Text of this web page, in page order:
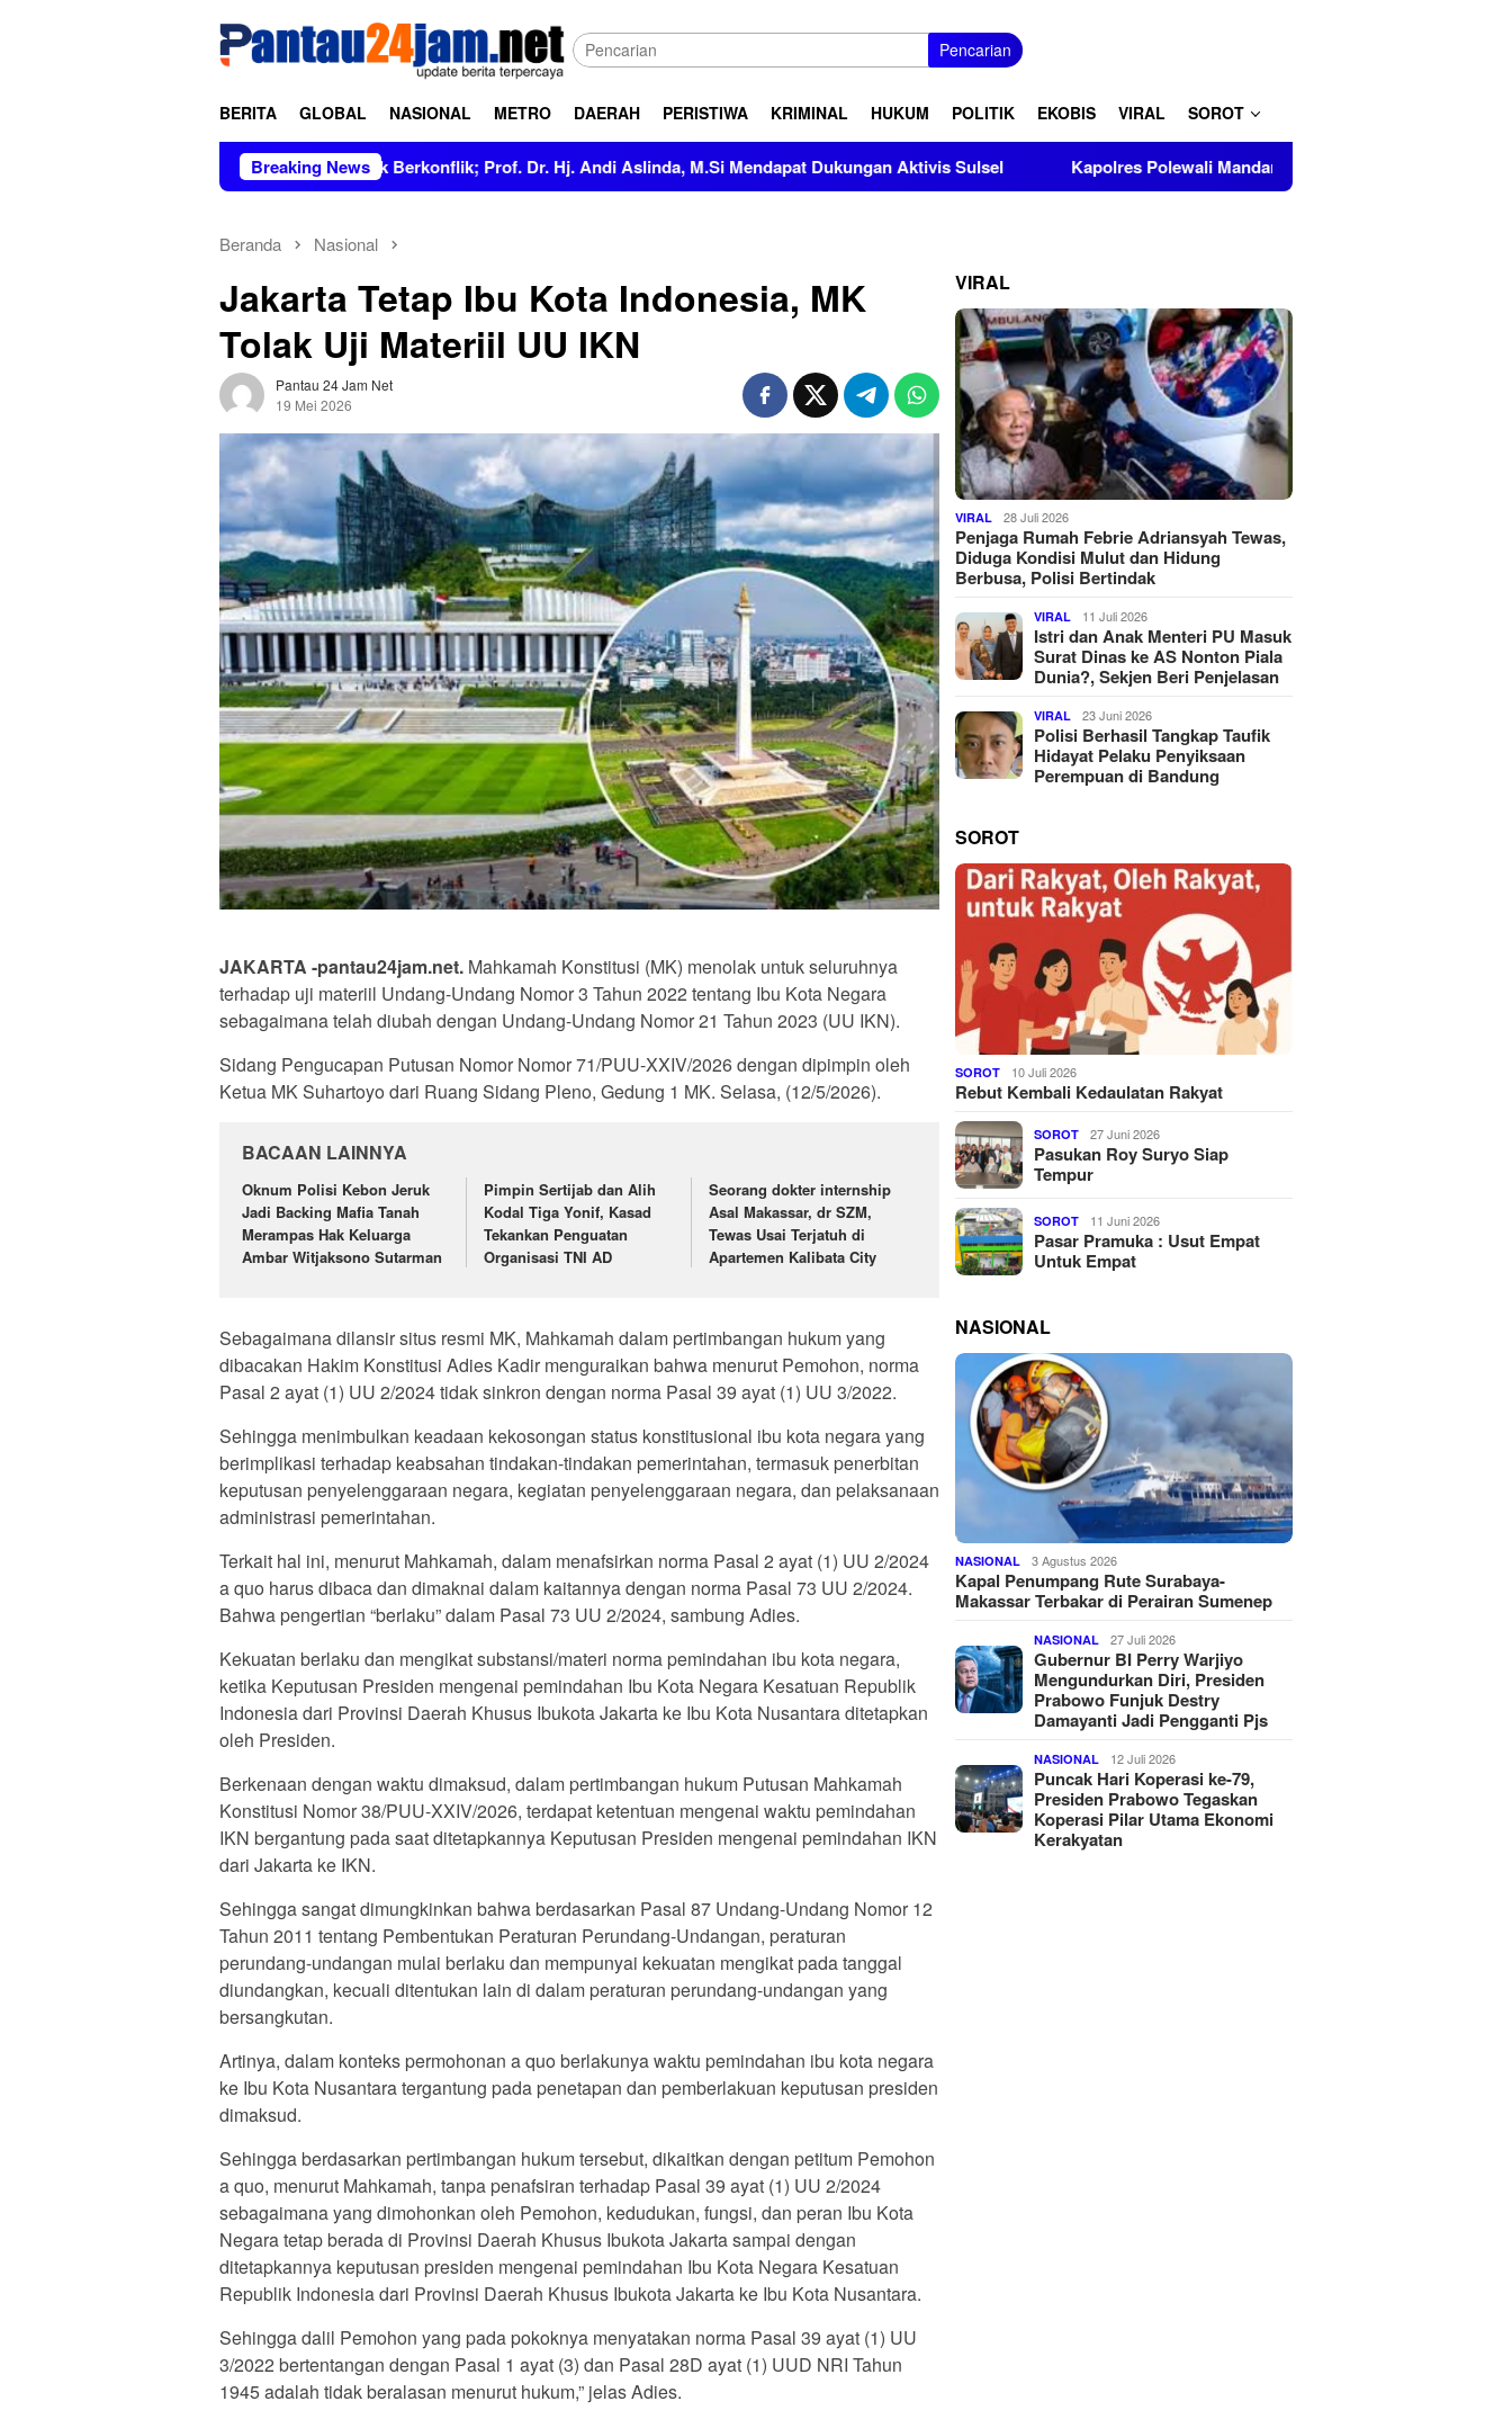
Pencarian
BERITA GLOBAL NASIONAL METRO DAERAH PERISTIWA KRIMINAL HUKUM POLITIK EKOBIS VIRAL SOROT
Breaking News
Figur Bersih dan Tidak Berkonflik; Prof. Dr. Hj. Andi Aslinda, M.Si Mendapat Dukungan Aktivis Sulsel Kapolres Polewali Mandar Turut Musnahkan Barang Bukti Perkara Inkrah
Beranda Nasional
Jakarta Tetap Ibu Kota Indonesia, MK
Tolak Uji Materiil UU IKN
Pantau 24 Jam Net
19 Mei 2026
JAKARTA -pantau24jam.net. Mahkamah Konstitusi (MK) menolak untuk seluruhnya
terhadap uji materiil Undang-Undang Nomor 3 Tahun 2022 tentang Ibu Kota Negara
sebagaimana telah diubah dengan Undang-Undang Nomor 21 Tahun 2023 (UU IKN).
Sidang Pengucapan Putusan Nomor Nomor 71/PUU-XXIV/2026 dengan dipimpin oleh
Ketua MK Suhartoyo dari Ruang Sidang Pleno, Gedung 1 MK. Selasa, (12/5/2026).
BACAAN LAINNYA
Oknum Polisi Kebon Jeruk
Jadi Backing Mafia Tanah
Merampas Hak Keluarga
Ambar Witjaksono Sutarman
Pimpin Sertijab dan Alih
Kodal Tiga Yonif, Kasad
Tekankan Penguatan
Organisasi TNI AD
Seorang dokter internship
Asal Makassar, dr SZM,
Tewas Usai Terjatuh di
Apartemen Kalibata City
Sebagaimana dilansir situs resmi MK, Mahkamah dalam pertimbangan hukum yang
dibacakan Hakim Konstitusi Adies Kadir menguraikan bahwa menurut Pemohon, norma
Pasal 2 ayat (1) UU 2/2024 tidak sinkron dengan norma Pasal 39 ayat (1) UU 3/2022.
Sehingga menimbulkan keadaan kekosongan status konstitusional ibu kota negara yang
berimplikasi terhadap keabsahan tindakan-tindakan pemerintahan, termasuk penerbitan
keputusan penyelenggaraan negara, kegiatan penyelenggaraan negara, dan pelaksanaan
administrasi pemerintahan.
Terkait hal ini, menurut Mahkamah, dalam menafsirkan norma Pasal 2 ayat (1) UU 2/2024
a quo harus dibaca dan dimaknai dalam kaitannya dengan norma Pasal 73 UU 2/2024.
Bahwa pengertian “berlaku” dalam Pasal 73 UU 2/2024, sambung Adies.
Kekuatan berlaku dan mengikat substansi/materi norma pemindahan ibu kota negara,
ketika Keputusan Presiden mengenai pemindahan Ibu Kota Negara Kesatuan Republik
Indonesia dari Provinsi Daerah Khusus Ibukota Jakarta ke Ibu Kota Nusantara ditetapkan
oleh Presiden.
Berkenaan dengan waktu dimaksud, dalam pertimbangan hukum Putusan Mahkamah
Konstitusi Nomor 38/PUU-XXIV/2026, terdapat ketentuan mengenai waktu pemindahan
IKN bergantung pada saat ditetapkannya Keputusan Presiden mengenai pemindahan IKN
dari Jakarta ke IKN.
Sehingga sangat dimungkinkan bahwa berdasarkan Pasal 87 Undang-Undang Nomor 12
Tahun 2011 tentang Pembentukan Peraturan Perundang-Undangan, peraturan
perundang-undangan mulai berlaku dan mempunyai kekuatan mengikat pada tanggal
diundangkan, kecuali ditentukan lain di dalam peraturan perundang-undangan yang
bersangkutan.
Artinya, dalam konteks permohonan a quo berlakunya waktu pemindahan ibu kota negara
ke Ibu Kota Nusantara tergantung pada penetapan dan pemberlakuan keputusan presiden
dimaksud.
Sehingga berdasarkan pertimbangan hukum tersebut, dikaitkan dengan petitum Pemohon
a quo, menurut Mahkamah, tanpa penafsiran terhadap Pasal 39 ayat (1) UU 2/2024
sebagaimana yang dimohonkan oleh Pemohon, kedudukan, fungsi, dan peran Ibu Kota
Negara tetap berada di Provinsi Daerah Khusus Ibukota Jakarta sampai dengan
ditetapkannya keputusan presiden mengenai pemindahan Ibu Kota Negara Kesatuan
Republik Indonesia dari Provinsi Daerah Khusus Ibukota Jakarta ke Ibu Kota Nusantara.
Sehingga dalil Pemohon yang pada pokoknya menyatakan norma Pasal 39 ayat (1) UU
3/2022 bertentangan dengan Pasal 1 ayat (3) dan Pasal 28D ayat (1) UUD NRI Tahun
1945 adalah tidak beralasan menurut hukum,” jelas Adies.
VIRAL
VIRAL 28 Juli 2026
Penjaga Rumah Febrie Adriansyah Tewas,
Diduga Kondisi Mulut dan Hidung
Berbusa, Polisi Bertindak
VIRAL 11 Juli 2026
Istri dan Anak Menteri PU Masuk
Surat Dinas ke AS Nonton Piala
Dunia?, Sekjen Beri Penjelasan
VIRAL 23 Juni 2026
Polisi Berhasil Tangkap Taufik
Hidayat Pelaku Penyiksaan
Perempuan di Bandung
SOROT
SOROT 10 Juli 2026
Rebut Kembali Kedaulatan Rakyat
SOROT 27 Juni 2026
Pasukan Roy Suryo Siap
Tempur
SOROT 11 Juni 2026
Pasar Pramuka : Usut Empat
Untuk Empat
NASIONAL
NASIONAL 3 Agustus 2026
Kapal Penumpang Rute Surabaya-
Makassar Terbakar di Perairan Sumenep
NASIONAL 27 Juli 2026
Gubernur BI Perry Warjiyo
Mengundurkan Diri, Presiden
Prabowo Funjuk Destry
Damayanti Jadi Pengganti Pjs
NASIONAL 12 Juli 2026
Puncak Hari Koperasi ke-79,
Presiden Prabowo Tegaskan
Koperasi Pilar Utama Ekonomi
Kerakyatan